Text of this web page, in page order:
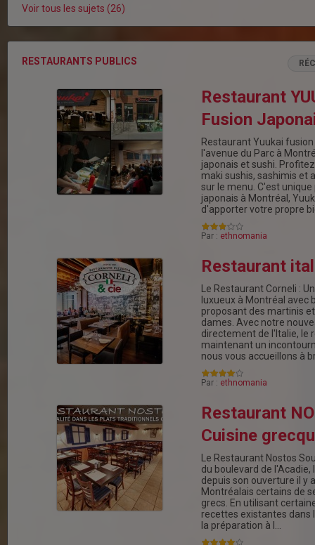
Voir tous les sujets (26)
RESTAURANTS PUBLICS
Restaurant
Fusion
Restaurant Yuukai
l'avenue du Parc à
japonais et sushi.
maki sushis, sashimis et
sur le menu. C'est
japonais à Montréal,
d'apporter votre propre
Par : ethnomania
Restaurant
Le Restaurant Corneli :
luxueux à Montréal avec
proposant des martinis
dames. Avec notre
directement de l'Italie, le
maintenant un
nous vous accueillons à
Par : ethnomania
Restaurant
Cuisine
Le Restaurant Nostos
du boulevard de l'Acadie,
depuis son ouverture il y
Montréalais certains de
grecs. En utilisant
recettes existantes dans
la préparation à l…